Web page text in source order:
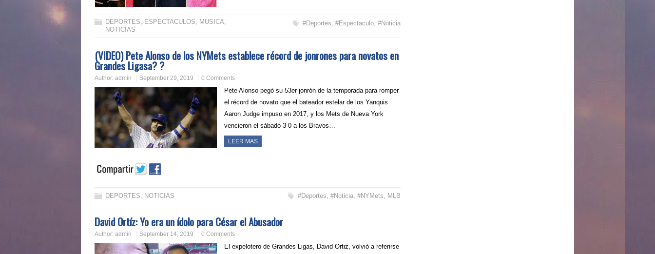
DEPORTES, ESPECTACULOS, MUSICA,
NOTICIAS
#Deportes, #Espectaculo, #Noticia
(VIDEO) Pete Alonso de los NYMets establece récord de jonrones para novatos en
Grandes Ligasa? ?
Author: admin September 29, 2019 0 Comments
Pete Alonso pegó su 53er jonrón de la temporada para romper
el récord de novato que el bateador estelar de los Yanquis
Aaron Judge impuso en 2017, y los Mets de Nueva York
vencieron el sábado 3-0 a los Bravos…
LEER MAS
DEPORTES, NOTICIAS #Deportes, #Noticia, #NYMets, MLB
David Ortíz: Yo era un ídolo para César el Abusador
Author: admin September 14, 2019 0 Comments
El expelotero de Grandes Ligas, David Ortiz, volvió a referirse